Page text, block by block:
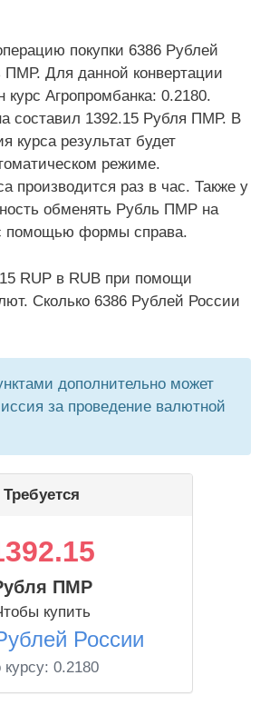
покупки 6386 Рублей
ПМР. Для данной конвертации
курс Агропромбанка: 0.2180.
составил 1392.15 Рубля ПМР. В
курса результат будет
режиме.
производится раз в час. Также у
обменять Рубль ПМР на
помощью формы справа.
RUP в RUB при помощи
Сколько 6386 Рублей России
дополнительно может
за проведение валютной
Требуется
ПМР
купить
России
курсу: 0.2180